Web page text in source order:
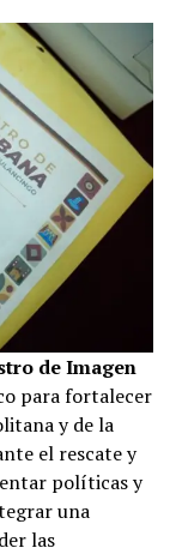
de Imagen
para fortalecer
y de la
el rescate y
políticas y
una
las